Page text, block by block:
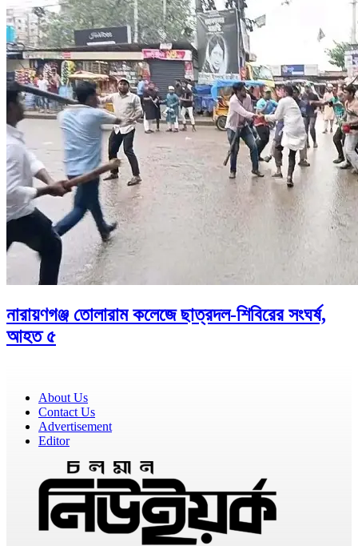
নারায়ণগঞ্জ তোলারাম কলেজে ছাত্রদল-শিবিরের সংঘর্ষ,
আহত ৫
About Us
Contact Us
Advertisement
Editor